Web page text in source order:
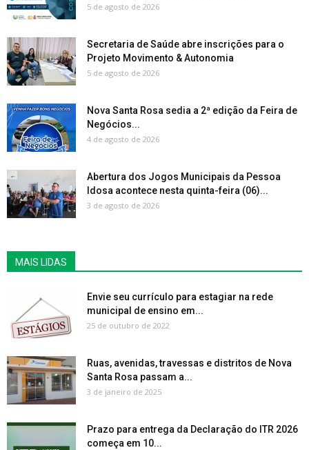
5 de agosto de 2026
Secretaria de Saúde abre inscrições para o
Projeto Movimento & Autonomia
5 de agosto de 2026
Nova Santa Rosa sedia a 2ª edição da Feira de
Negócios...
4 de agosto de 2026
Abertura dos Jogos Municipais da Pessoa
Idosa acontece nesta quinta-feira (06)...
3 de agosto de 2026
MAIS LIDAS
Envie seu currículo para estagiar na rede
municipal de ensino em...
25 de outubro de 2022
Ruas, avenidas, travessas e distritos de Nova
Santa Rosa passam a...
3 de janeiro de 2025
Prazo para entrega da Declaração do ITR 2026
começa em 10...